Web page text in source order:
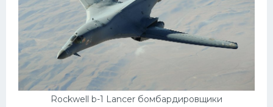
Rockwell b-1 Lancer бомбардировщики